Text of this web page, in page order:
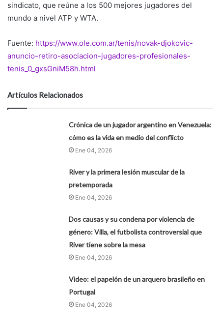
sindicato, que reúne a los 500 mejores jugadores del
mundo a nivel ATP y WTA.
Fuente: https://www.ole.com.ar/tenis/novak-djokovic-
anuncio-retiro-asociacion-jugadores-profesionales-
tenis_0_gxsGniM58h.html
Artículos Relacionados
Crónica de un jugador argentino en Venezuela:
cómo es la vida en medio del conflicto
Ene 04, 2026
River y la primera lesión muscular de la
pretemporada
Ene 04, 2026
Dos causas y su condena por violencia de
género: Villa, el futbolista controversial que
River tiene sobre la mesa
Ene 04, 2026
Video: el papelón de un arquero brasileño en
Portugal
Ene 04, 2026